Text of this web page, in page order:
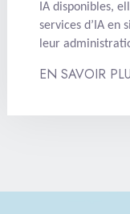
IA disponibles,
services d’IA en
leur
EN SAVOIR